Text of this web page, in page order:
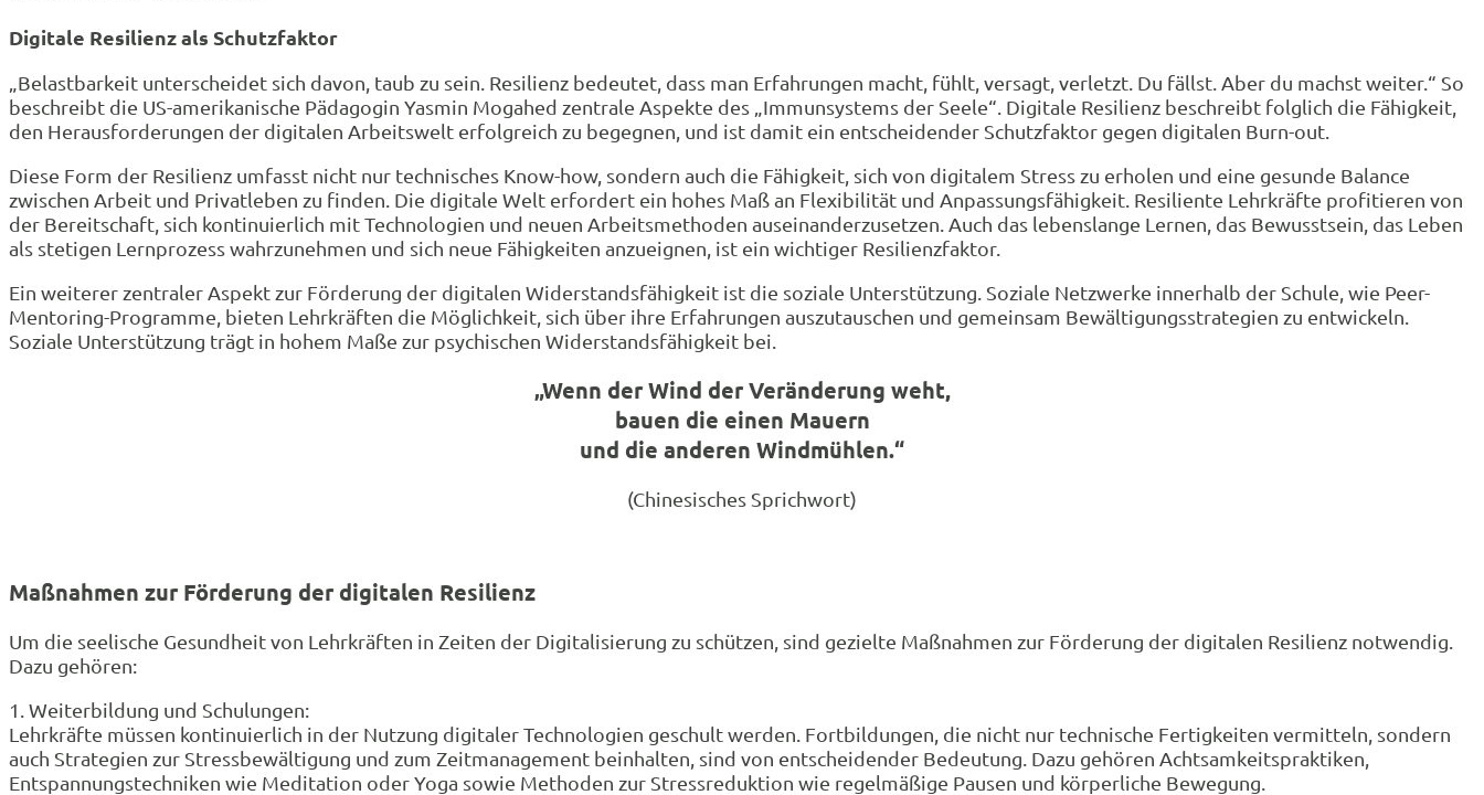
Digitale Resilienz als Schutzfaktor
„Belastbarkeit unterscheidet sich davon, taub zu sein. Resilienz bedeutet, dass man Erfahrungen macht, fühlt, versagt, verletzt. Du fällst. Aber du machst weiter.“ So
beschreibt die US-amerikanische Pädagogin Yasmin Mogahed zentrale Aspekte des „Immunsystems der Seele“. Digitale Resilienz beschreibt folglich die Fähigkeit,
den Herausforderungen der digitalen Arbeitswelt erfolgreich zu begegnen, und ist damit ein entscheidender Schutzfaktor gegen digitalen Burn-out.
Diese Form der Resilienz umfasst nicht nur technisches Know-how, sondern auch die Fähigkeit, sich von digitalem Stress zu erholen und eine gesunde Balance
zwischen Arbeit und Privatleben zu finden. Die digitale Welt erfordert ein hohes Maß an Flexibilität und Anpassungsfähigkeit. Resiliente Lehrkräfte profitieren von
der Bereitschaft, sich kontinuierlich mit Technologien und neuen Arbeitsmethoden auseinanderzusetzen. Auch das lebenslange Lernen, das Bewusstsein, das Leben
als stetigen Lernprozess wahrzunehmen und sich neue Fähigkeiten anzueignen, ist ein wichtiger Resilienzfaktor.
Ein weiterer zentraler Aspekt zur Förderung der digitalen Widerstandsfähigkeit ist die soziale Unterstützung. Soziale Netzwerke innerhalb der Schule, wie Peer-
Mentoring-Programme, bieten Lehrkräften die Möglichkeit, sich über ihre Erfahrungen auszutauschen und gemeinsam Bewältigungsstrategien zu entwickeln.
Soziale Unterstützung trägt in hohem Maße zur psychischen Widerstandsfähigkeit bei.
„Wenn der Wind der Veränderung weht,
bauen die einen Mauern
und die anderen Windmühlen.“
(Chinesisches Sprichwort)
Maßnahmen zur Förderung der digitalen Resilienz
Um die seelische Gesundheit von Lehrkräften in Zeiten der Digitalisierung zu schützen, sind gezielte Maßnahmen zur Förderung der digitalen Resilienz notwendig.
Dazu gehören:
1. Weiterbildung und Schulungen:
Lehrkräfte müssen kontinuierlich in der Nutzung digitaler Technologien geschult werden. Fortbildungen, die nicht nur technische Fertigkeiten vermitteln, sondern
auch Strategien zur Stressbewältigung und zum Zeitmanagement beinhalten, sind von entscheidender Bedeutung. Dazu gehören Achtsamkeitspraktiken,
Entspannungstechniken wie Meditation oder Yoga sowie Methoden zur Stressreduktion wie regelmäßige Pausen und körperliche Bewegung.